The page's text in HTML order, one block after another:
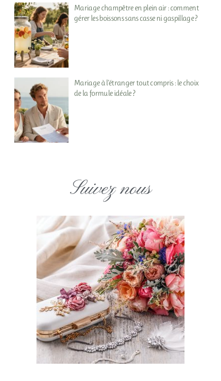
Mariage champêtre en plein air : comment
gérer les boissons sans casse ni gaspillage ?
Mariage à l’étranger tout compris : le choix
de la formule idéale ?
Suivez nous